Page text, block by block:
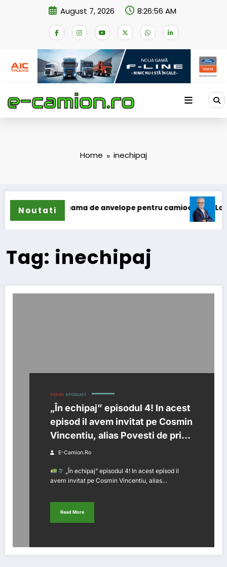
August 7, 2026 8:26:56 AM
Home inechipaj
Noutati
își extinde gama de anvelope pentru camioane Lars
Tag: inechipaj
ENEWS EPODCAST
„În echipaj” episodul 4! In acest
episod il avem invitat pe Cosmin
Vincentiu, alias Povesti de prin
parcari
E-Camion.ro
„În echipaj” episodul 4! In acest episod il
avem invitat pe Cosmin Vincentiu, alias…
Read More